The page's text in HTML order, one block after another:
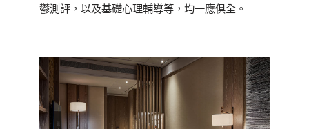
鬱測評，以及基礎心理輔導等，均一應俱全。